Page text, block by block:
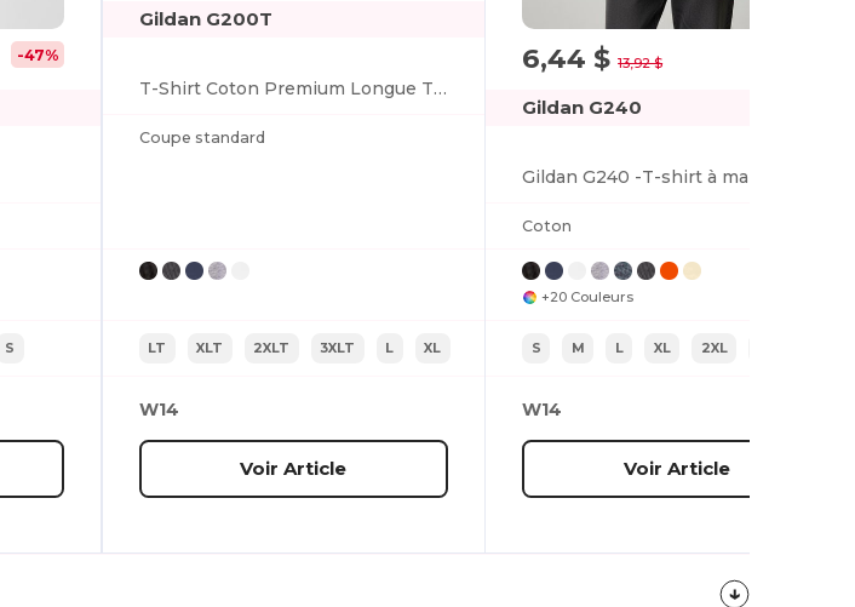
-47%
S
Gildan G200T
T-Shirt Coton Premium Longue Taille
Coupe standard
LT XLT 2XLT 3XLT L XL
W14
Voir Article
6,44 $13,92 $
Gildan G240
Coton
+20 Couleurs
S M L XL 2XL
W14
Voir Article